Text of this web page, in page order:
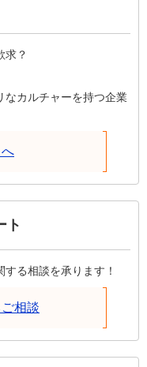
求？
なカルチャーを持つ企業
ト
る相談を承ります！
相談